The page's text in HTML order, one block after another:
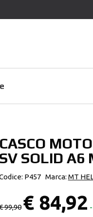
Prodotti Pulizia
Scaldacollo
Sottocasco
Airbag
Fasce
CASCO
SV SOLID A6
P457 Marca: MT
99,90 € 84,92